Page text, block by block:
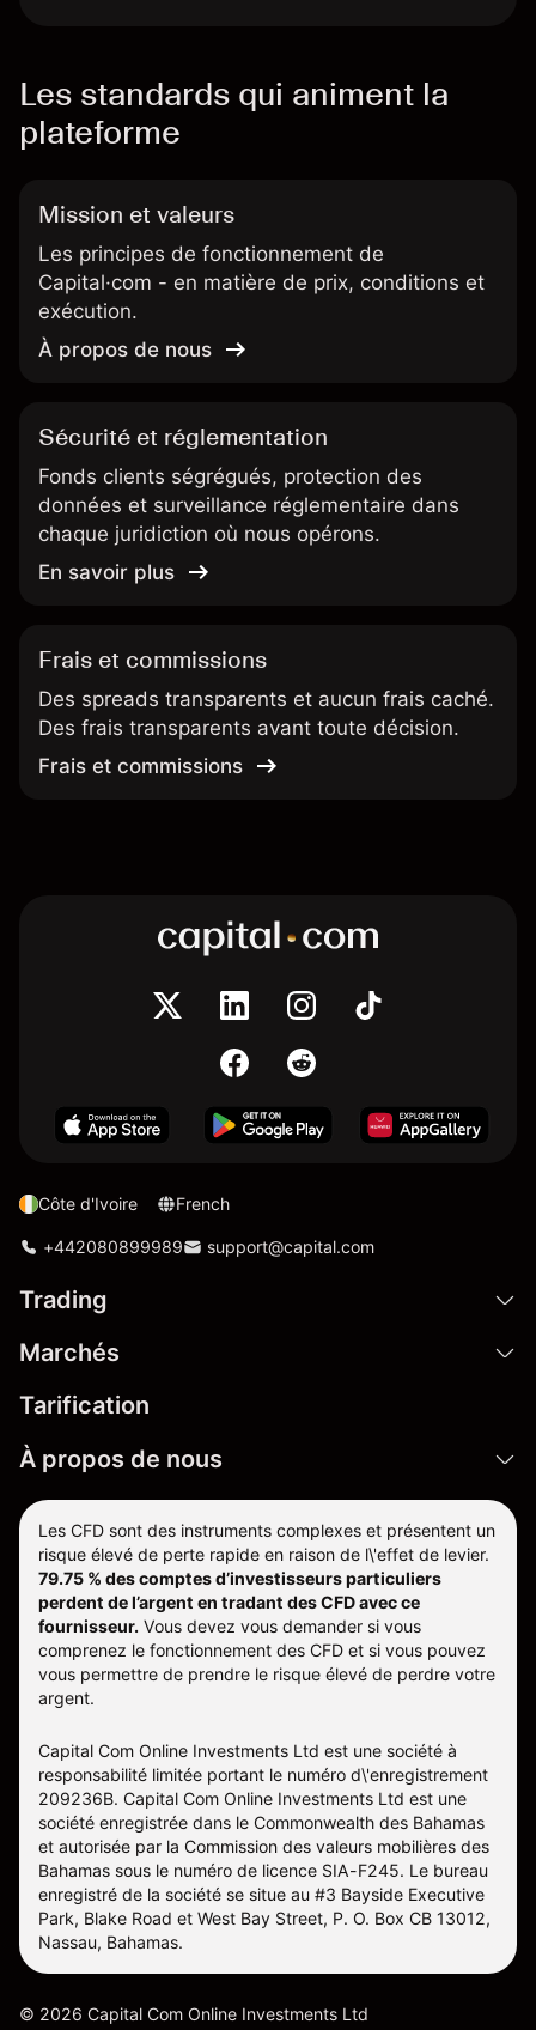
Les standards qui animent la
plateforme
Mission et valeurs
Les principes de fonctionnement de
Capital·com - en matière de prix, conditions et
exécution.
À propos de nous
Sécurité et réglementation
Fonds clients ségrégués, protection des
données et surveillance réglementaire dans
chaque juridiction où nous opérons.
En savoir plus
Frais et commissions
Des spreads transparents et aucun frais caché.
Des frais transparents avant toute décision.
Frais et commissions
Côte d'Ivoire French
+442080899989 support@capital.com
Trading
Marchés
Tarification
À propos de nous
Les CFD sont des instruments complexes et présentent un
risque élevé de perte rapide en raison de l\'effet de levier.
79.75 % des comptes d’investisseurs particuliers
perdent de l’argent en tradant des CFD avec ce
fournisseur. Vous devez vous demander si vous
comprenez le fonctionnement des CFD et si vous pouvez
vous permettre de prendre le risque élevé de perdre votre
argent.
Capital Com Online Investments Ltd est une société à
responsabilité limitée portant le numéro d\'enregistrement
209236B. Capital Com Online Investments Ltd est une
société enregistrée dans le Commonwealth des Bahamas
et autorisée par la Commission des valeurs mobilières des
Bahamas sous le numéro de licence SIA-F245. Le bureau
enregistré de la société se situe au #3 Bayside Executive
Park, Blake Road et West Bay Street, P. O. Box CB 13012,
Nassau, Bahamas.
© 2026 Capital Com Online Investments Ltd